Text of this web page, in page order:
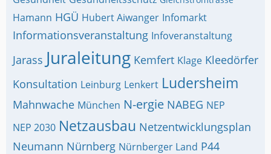
Hamann HGÜ Hubert Aiwanger Infomarkt
Informationsveranstaltung Infoveranstaltung
Jarass Juraleitung Kemfert Klage Kleedörfer
Konsultation Leinburg Lenkert Ludersheim
Mahnwache München N-ergie NABEG NEP
NEP 2030 Netzausbau Netzentwicklungsplan
Neumann Nürnberg Nürnberger Land P44